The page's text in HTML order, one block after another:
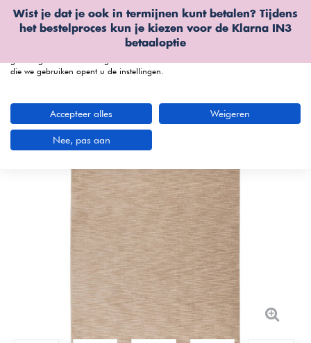
Wist je dat je ook in termijnen kunt betalen? Tijdens
het bestelproces kun je kiezen voor de Klarna IN3
betaaloptie
Wij gebruiken cookies
We kunnen deze plaatsen voor analyse van onze bezoekersgegevens, om
onze website te verbeteren, gepersonaliseerde inhoud te tonen en om u een
die we gebruiken opent u de instellingen.
Accepteer alles Weigeren
Nee, pas aan